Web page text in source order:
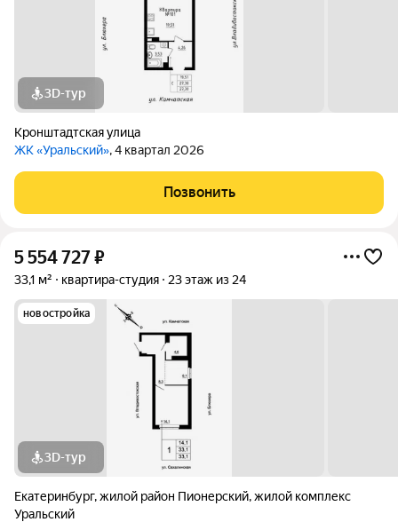
3D-тур
Кронштадтская улица
ЖК «Уральский», 4 квартал 2026
Позвонить
5 554 727₽
33,1 м² квартира-студия 23 этаж из 24
новостройка
3D-тур
Екатеринбург,жилой район Пионерский,жилой комплекс
Уральский